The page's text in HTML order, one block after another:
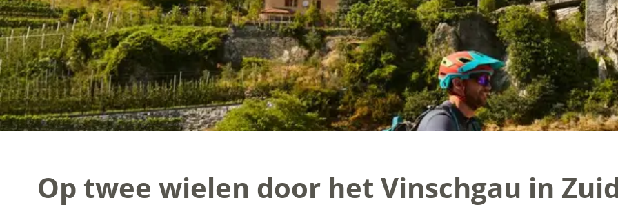
Op twee wielen door het Vinschgau in